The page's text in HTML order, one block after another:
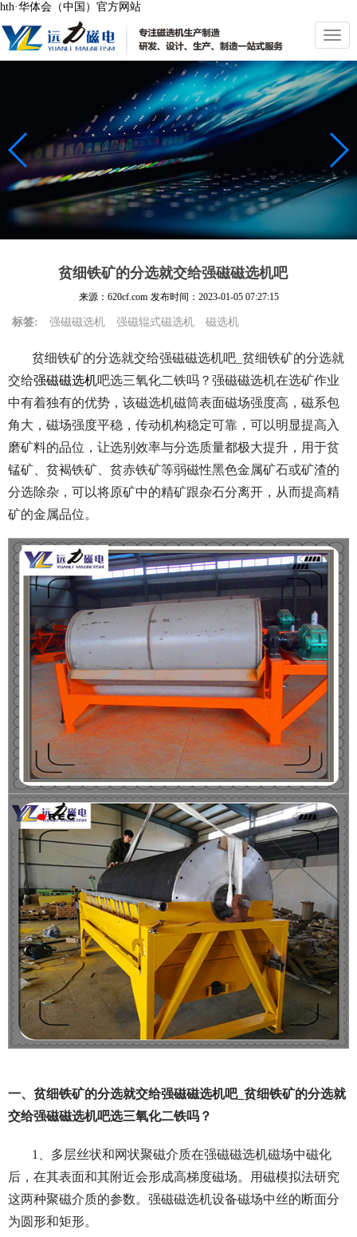
hth·华体会（中国）官方网站
切
换
导
航
贫细铁矿的分选就交给强磁磁选机吧
来源：620cf.com 发布时间： 2023-01-05 07:27:15
标签: 强磁磁选机 强磁辊式磁选机 磁选机
贫细铁矿的分选就交给强磁磁选机吧_贫细铁矿的分选就
交给强磁磁选机吧选三氧化二铁吗？强磁磁选机在选矿作业
中有着独有的优势，该磁选机磁筒表面磁场强度高，磁系包
角大，磁场强度平稳，传动机构稳定可靠，可以明显提高入
磨矿料的品位，让选别效率与分选质量都极大提升，用于贫
锰矿、贫褐铁矿、贫赤铁矿等弱磁性黑色金属矿石或矿渣的
分选除杂，可以将原矿中的精矿跟杂石分离开，从而提高精
矿的金属品位。
一、贫细铁矿的分选就交给强磁磁选机吧_贫细铁矿的分选就
交给强磁磁选机吧选三氧化二铁吗？
1、多层丝状和网状聚磁介质在强磁磁选机磁场中磁化
后，在其表面和其附近会形成高梯度磁场。用磁模拟法研究
这两种聚磁介质的参数。强磁磁选机设备磁场中丝的断面分
为圆形和矩形。